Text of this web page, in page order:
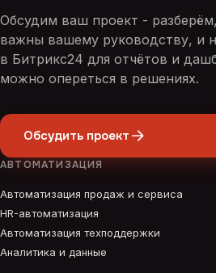
Обсудим ваш проект -
важны вашему руководству, и
в Битрикс24 для отчётов и
можно опереться в решениях.
Обсудить проект
АВТОМАТИЗАЦИЯ
Автоматизация продаж и сервиса
HR-автоматизация
Автоматизация техподдержки
Аналитика и данные